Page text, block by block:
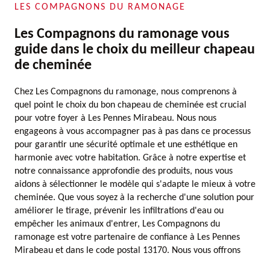
LES COMPAGNONS DU RAMONAGE
Les Compagnons du ramonage vous
guide dans le choix du meilleur chapeau
de cheminée
Chez Les Compagnons du ramonage, nous comprenons à
quel point le choix du bon chapeau de cheminée est crucial
pour votre foyer à Les Pennes Mirabeau. Nous nous
engageons à vous accompagner pas à pas dans ce processus
pour garantir une sécurité optimale et une esthétique en
harmonie avec votre habitation. Grâce à notre expertise et
notre connaissance approfondie des produits, nous vous
aidons à sélectionner le modèle qui s'adapte le mieux à votre
cheminée. Que vous soyez à la recherche d'une solution pour
améliorer le tirage, prévenir les infiltrations d'eau ou
empêcher les animaux d'entrer, Les Compagnons du
ramonage est votre partenaire de confiance à Les Pennes
Mirabeau et dans le code postal 13170. Nous vous offrons